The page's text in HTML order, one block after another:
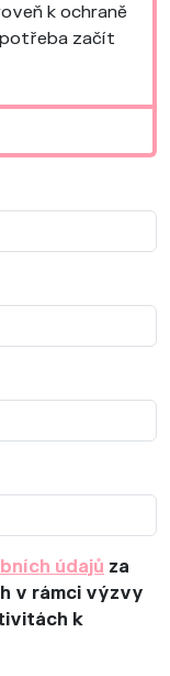
k ochraně
začít
údajů za
v rámci výzvy
k